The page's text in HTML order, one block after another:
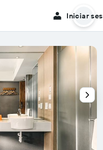
Iniciar